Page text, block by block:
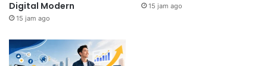
Digital Modern
15 jam ago
15 jam ago